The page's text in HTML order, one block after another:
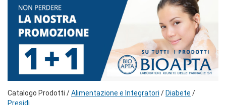
Catalogo Prodotti /Alimentazione e Integratori /Diabete /
Presidi